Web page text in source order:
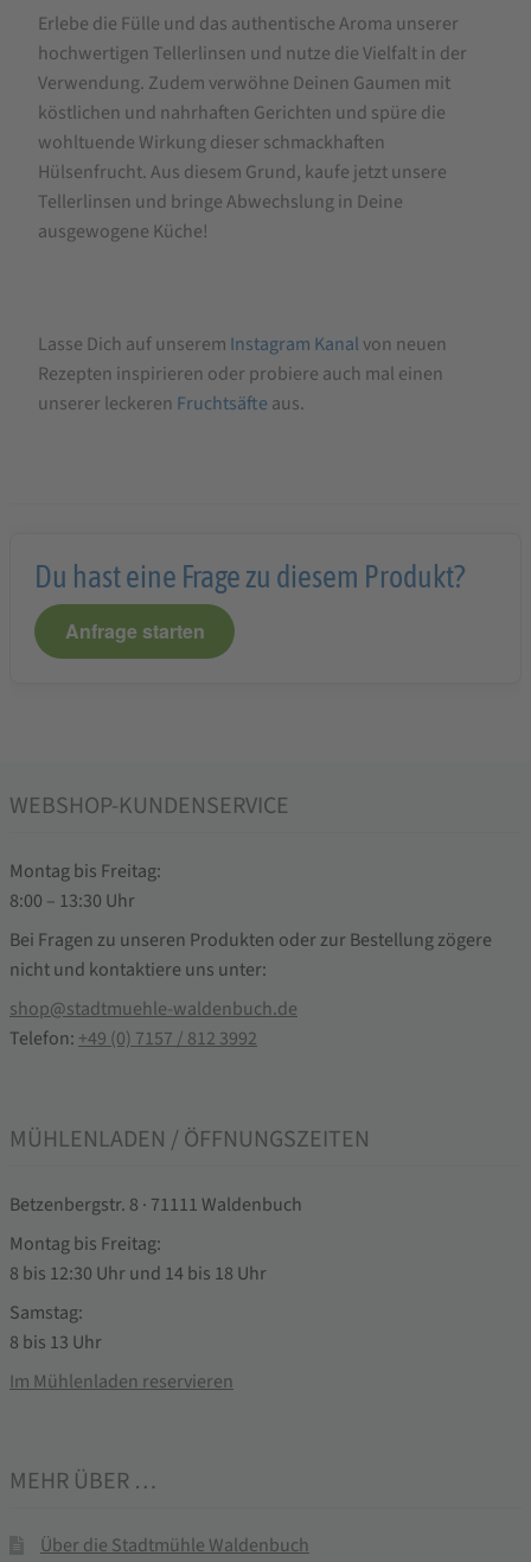
Erlebe die Fülle und das authentische Aroma unserer
hochwertigen Tellerlinsen und nutze die Vielfalt in der
Verwendung. Zudem verwöhne Deinen Gaumen mit
köstlichen und nahrhaften Gerichten und spüre die
wohltuende Wirkung dieser schmackhaften
Hülsenfrucht. Aus diesem Grund, kaufe jetzt unsere
Tellerlinsen und bringe Abwechslung in Deine
ausgewogene Küche!
Lasse Dich auf unserem Instagram Kanal von neuen
Rezepten inspirieren oder probiere auch mal einen
unserer leckeren Fruchtsäfte aus.
Du hast eine Frage zu diesem Produkt?
Anfrage starten
WEBSHOP-KUNDENSERVICE
Montag bis Freitag:
8:00 – 13:30 Uhr
Bei Fragen zu unseren Produkten oder zur Bestellung zögere
nicht und kontaktiere uns unter:
shop@stadtmuehle-waldenbuch.de
Telefon: +49 (0) 7157 / 812 3992
MÜHLENLADEN / ÖFFNUNGSZEITEN
Betzenbergstr. 8 · 71111 Waldenbuch
Montag bis Freitag:
8 bis 12:30 Uhr und 14 bis 18 Uhr
Samstag:
8 bis 13 Uhr
Im Mühlenladen reservieren
MEHR ÜBER …
Über die Stadtmühle Waldenbuch